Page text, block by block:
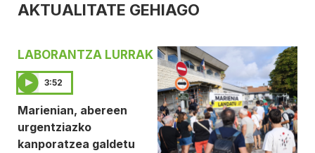
AKTUALITATE GEHIAGO
LABORANTZA LURRAK
3:52
Marienian, abereen
urgentziazko
kanporatzea galdetu